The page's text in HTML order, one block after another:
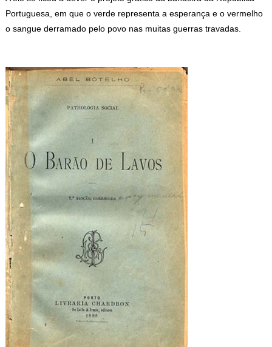
Portuguesa, em que o verde representa a esperança e o vermelho
o sangue derramado pelo povo nas muitas guerras travadas.